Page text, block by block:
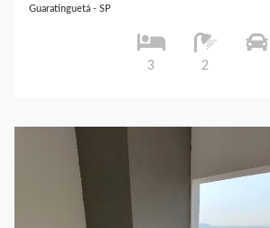
Guaratinguetá - SP
3 2